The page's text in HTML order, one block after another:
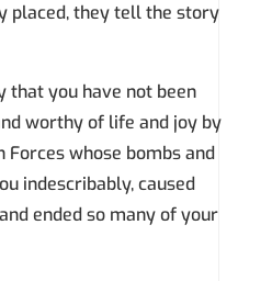
placed, they tell the story
that you have not been
worthy of life and joy by
Forces whose bombs and
indescribably, caused
ended so many of your